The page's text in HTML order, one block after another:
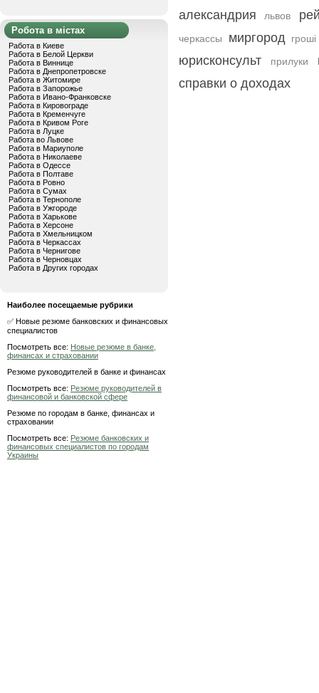
Робота в містах
Работа в Киеве
Работа в Белой Церкви
Работа в Виннице
Работа в Днепропетровске
Работа в Житомире
Работа в Запорожье
Работа в Ивано-Франковске
Работа в Кировограде
Работа в Кременчуге
Работа в Кривом Роге
Работа в Луцке
Работа во Львове
Работа в Мариуполе
Работа в Николаеве
Работа в Одессе
Работа в Полтаве
Работа в Ровно
Работа в Сумах
Работа в Тернополе
Работа в Ужгороде
Работа в Харькове
Работа в Херсоне
Работа в Хмельницком
Работа в Черкассах
Работа в Чернигове
Работа в Черновцах
Работа в Других городах
Наиболее посещаемые рубрики
✅ Новые резюме банковских и финансовых
специалистов
Посмотреть все: Новые резюме в банке,
финансах и страховании
Резюме руководителей в банке и финансах
Посмотреть все: Резюме руководителей в
финансовой и банковской сфере
Резюме по городам в банке, финансах и
страховании
Посмотреть все: Резюме банковских и
финансовых специалистов по городам
Украины
александрия
львов
черкассы миргород
юрисконсульт прилуки
справки о доходах